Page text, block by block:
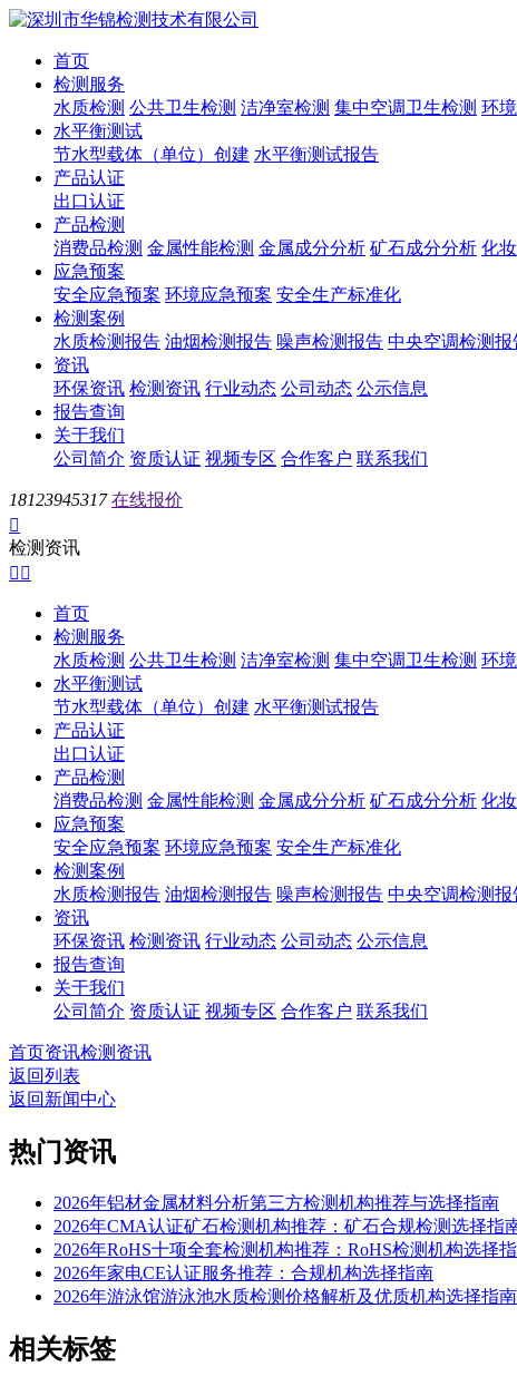
首页
检测服务
水质检测 公共卫生检测 洁净室检测 集中空调卫生检测 环
水平衡测试
节水型载体（单位）创建 水平衡测试报告
产品认证
出口认证
产品检测
消费品检测 金属性能检测 金属成分分析 矿石成分分析 化
应急预案
安全应急预案 环境应急预案 安全生产标准化
检测案例
水质检测报告 油烟检测报告 噪声检测报告 中央空调检测报
资讯
环保资讯 检测资讯 行业动态 公司动态 公示信息
报告查询
关于我们
公司简介 资质认证 视频专区 合作客户 联系我们
18123945317 在线报价

检测资讯
 
首页
检测服务
水质检测 公共卫生检测 洁净室检测 集中空调卫生检测 环
水平衡测试
节水型载体（单位）创建 水平衡测试报告
产品认证
出口认证
产品检测
消费品检测 金属性能检测 金属成分分析 矿石成分分析 化
应急预案
安全应急预案 环境应急预案 安全生产标准化
检测案例
水质检测报告 油烟检测报告 噪声检测报告 中央空调检测报
资讯
环保资讯 检测资讯 行业动态 公司动态 公示信息
报告查询
关于我们
公司简介 资质认证 视频专区 合作客户 联系我们
首页资讯检测资讯
返回列表
返回新闻中心
热门资讯
2026年铝材金属材料分析第三方检测机构推荐与选择指南
2026年CMA认证矿石检测机构推荐：矿石合规检测选择指
2026年RoHS十项全套检测机构推荐：RoHS检测机构选择
2026年家电CE认证服务推荐：合规机构选择指南
2026年游泳馆游泳池水质检测价格解析及优质机构选择指南
相关标签